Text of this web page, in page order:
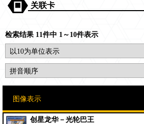
关联卡
检索结果 11件中 1～10件表示
创星龙华－光轮巴王